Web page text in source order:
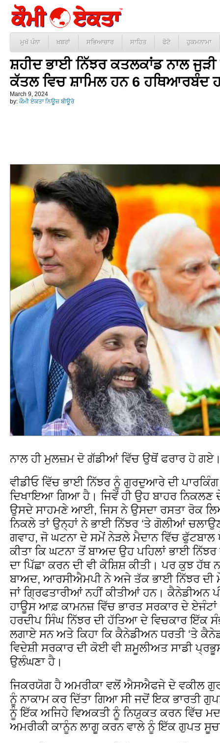
ਮੁਖੱ ਪੰਨਾ ਖ਼ਬਰਾਂ ਸਭਿਆਚਾਰ ਸਾਹਿਤ ਫੋਟੋ ਹੁਕਮਨਾਮਾ
ਸ਼ਹੀਦ ਭਾਈ ਨਿੱਝਰ ਕਤਲਕਾਂਡ ਨਾਲ ਜੁੜੀ
ਕੱਤਲ ਵਿਚ ਸ਼ਾਮਿਲ ਹਨ 6 ਹਥਿਆਰਬੰਦ
March 9, 2024
by: ਕੌਮੀ ਏਕਤਾ ਨਿਊਜ਼ ਬੀਊਰੋ
ਨਾਲ ਹੀ ਮੁਲਜ਼ਮ ਦੋ ਗੱਡੀਆਂ ਵਿੱਚ ਉਥੋਂ ਫਰਾਰ ਹੋ
ਵੀਡੀਓ ਵਿੱਚ ਭਾਈ ਨਿੱਝਰ ਨੂੰ ਗੁਰਦੁਆਰੇ ਦੀ
ਦਿਖਾਇਆ ਗਿਆ ਹੈ। ਜਿਵੇਂ ਹੀ ਉਹ ਬਾਹਰ ਨਿਕਲਣ
ਉਸਦੇ ਸਾਹਮਣੇ ਆਈ, ਜਿਸ ਨੇ ਉਸਦਾ ਰਸਤਾ ਰੋਕ
ਨਿਕਲੇ ਤਾਂ ਉਨ੍ਹਾਂ ਨੇ ਭਾਈ ਨਿੱਝਰ ‘ਤੇ ਗੋਲੀਆਂ
ਗਵਾਹ, ਜੋ ਘਟਨਾ ਦੇ ਸਮੇਂ ਨੇੜਲੇ ਮੈਦਾਨ ਵਿੱਚ
ਕੀਤਾ ਕਿ ਘਟਨਾ ਤੋਂ ਬਾਅਦ ਉਹ ਪਹਿਲਾਂ ਭਾਈ
ਦਾ ਪਿੱਛਾ ਕਰਨ ਦੀ ਵੀ ਕੋਸ਼ਿਸ਼ ਕੀਤੀ। ਪਰ ਕੁਝ ਹੱਥ
ਬਾਅਦ, ਆਰਸੀਐਮਪੀ ਨੇ ਅਜੇ ਤੱਕ ਭਾਈ ਨਿੱਝਰ ਦੀ
ਜਾਂ ਗ੍ਰਿਫਤਾਰੀਆਂ ਨਹੀਂ ਕੀਤੀਆਂ ਹਨ। ਕੈਨੇਡੀਅਨ
ਹਾਊਸ ਆਫ਼ ਕਾਮਨਜ਼ ਵਿੱਚ ਭਾਰਤ ਸਰਕਾਰ ਦੇ
ਹਰਦੀਪ ਸਿੰਘ ਨਿੱਝਰ ਦੀ ਹੱਤਿਆ ਦੇ ਵਿਚਕਾਰ ਇੱਕ
ਲਗਾਏ ਸਨ ਅਤੇ ਕਿਹਾ ਕਿ ਕੈਨੇਡੀਅਨ ਧਰਤੀ ‘ਤੇ
ਵਿਦੇਸ਼ੀ ਸਰਕਾਰ ਦੀ ਕੋਈ ਵੀ ਸ਼ਮੂਲੀਅਤ ਸਾਡੀ
ਉਲੰਘਣਾ ਹੈ।
ਜਿਕਰਯੋਗ ਹੈ ਅਮਰੀਕਾ ਵਲੋਂ ਐਸਐਫਜੇ ਦੇ ਵਕੀਲ
ਨੂੰ ਨਾਕਾਮ ਕਰ ਦਿੱਤਾ ਗਿਆ ਸੀ ਜਦੋਂ ਇਕ ਭਾਰਤੀ
ਨੂੰ ਇੱਕ ਅਜਿਹੇ ਵਿਅਕਤੀ ਨੂੰ ਨਿਯੁਕਤ ਕਰਨ ਵਿੱਚ
ਅਮਰੀਕੀ ਕਾਨੂੰਨ ਲਾਗੂ ਕਰਨ ਵਾਲੇ ਨੂੰ ਇੱਕ ਗੁਪਤ